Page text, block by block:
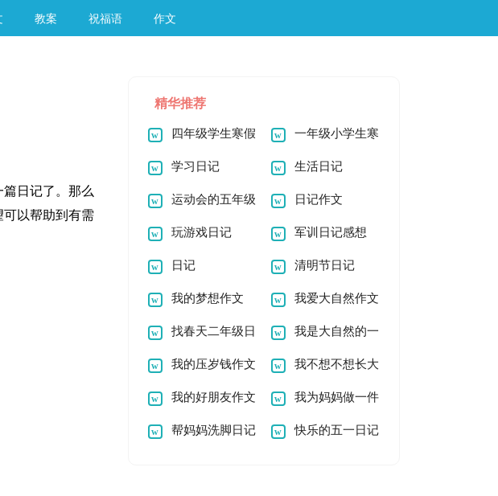
教案 祝福语 作文
日记了。那么
以帮助到有需
精华推荐
四年级学生寒假
日记
一年级小学生寒
假日记
学习日记 生活日记
运动会的五年级
日记
日记作文
玩游戏日记 军训日记感想
日记 清明节日记
我的梦想作文
300字
我爱大自然作文
找春天二年级日
记作文
我是大自然的一
员作文
我的压岁钱作文
800字
我不想不想长大
读后感
我的好朋友作文
二年级
我为妈妈做一件
事作文
帮妈妈洗脚日记 快乐的五一日记